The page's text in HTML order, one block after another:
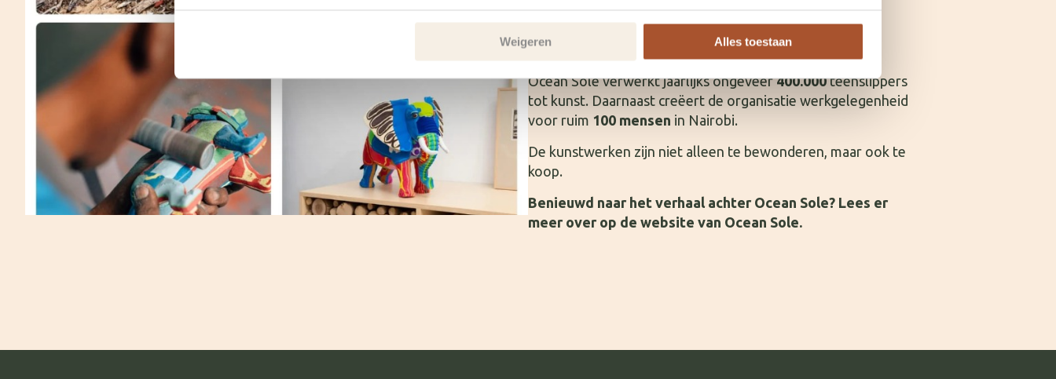
Weigeren Alles toestaan
toegankelijke manier een belangrijk verhaal over het
beschermen van onze oceanen.
Ocean Sole verwerkt jaarlijks ongeveer400.000teenslippers
tot kunst. Daarnaast creëert de organisatie werkgelegenheid
voor ruim 100 mensen in Nairobi.
De kunstwerken zijn niet alleen te bewonderen, maar ook te
koop.
Benieuwd naar het verhaal achter Ocean Sole? Lees er
meer over op de website van Ocean Sole.